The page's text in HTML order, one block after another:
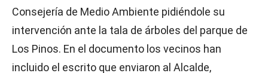
Consejería de Medio Ambiente pidiéndole su
intervención ante la tala de árboles del parque de
Los Pinos. En el documento los vecinos han
incluido el escrito que enviaron al Alcalde,